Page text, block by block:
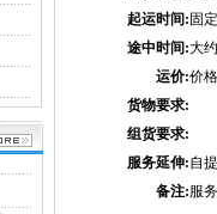
起运时间: 固
途中时间:大
运价:价
货物要求:
组货要求:
服务延伸:自
备注:服